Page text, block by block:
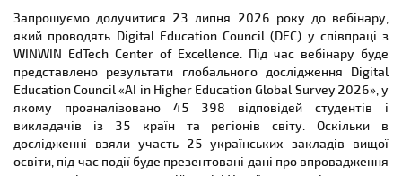
Запрошуємо долучитися 23 липня 2026 року до вебінару,
який проводять Digital Education Council (DEC) у співпраці з
WINWIN EdTech Center of Excellence. Під час вебінару буде
представлено результати глобального дослідження Digital
Education Council «AI in Higher Education Global Survey 2026», у
якому проаналізовано 45 398 відповідей студентів і
викладачів із 35 країн та регіонів світу. Оскільки в
дослідженні взяли участь 25 українських закладів вищої
освіти, під час події буде презентовані дані про впровадження